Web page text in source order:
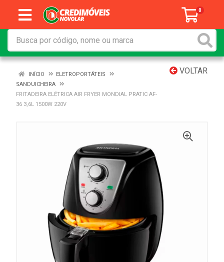
0
VOLTAR
INÍCIO
ELETROPORTÁTEIS
SANDUICHEIRA
FRITADEIRA ELÉTRICA AIR FRYER MONDIAL PRATIC AF-
36 3,6L 1500W 220V